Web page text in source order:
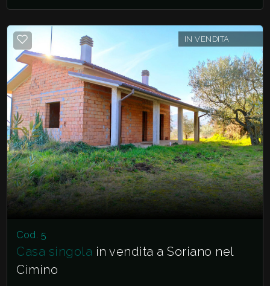
IN VENDITA
Cod. 5
Casa singola in vendita a Soriano nel
Cimino